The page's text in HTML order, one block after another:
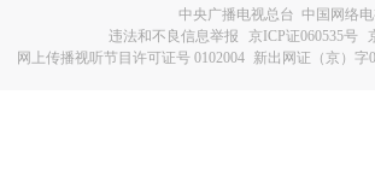
中央广播电视总台 中国网络
违法和不良信息举报
京ICP证060535号
网上传播视听节目许可证号 0102004 新出网证（京）